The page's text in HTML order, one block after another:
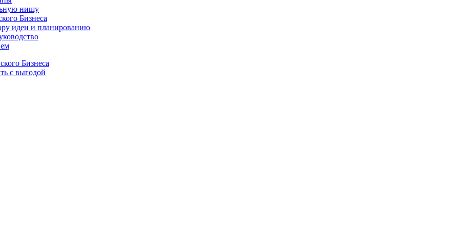
нишу
Бизнеса
идеи и планированию
Бизнеса
с выгодой